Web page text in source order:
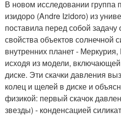
В новом исследовании группа
изидоро (Andre Izidoro) из
поставила перед собой
свойства объектов солнечной
внутренних планет -
исходя из модели,
диске. Эти скачки давления
колец и щелей в диске и
физикой: первый скачок
звезды) - конденсацией